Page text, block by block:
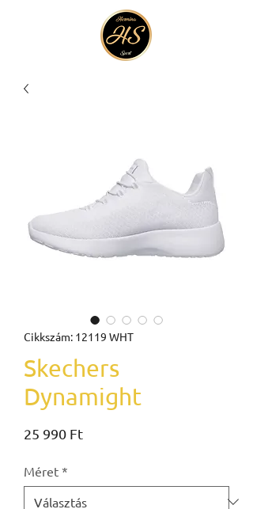
Cikkszám: 12119 WHT
Skechers
Dynamight
25 990 FtÁr
Méret *